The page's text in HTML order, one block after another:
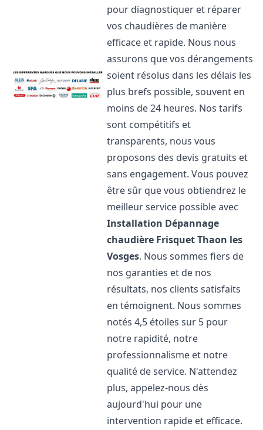
pour diagnostiquer et réparer
vos chaudières de manière
efficace et rapide. Nous nous
assurons que vos dérangements
soient résolus dans les délais les
plus brefs possible, souvent en
moins de 24 heures. Nos tarifs
sont compétitifs et
transparents, nous vous
proposons des devis gratuits et
sans engagement. Vous pouvez
être sûr que vous obtiendrez le
meilleur service possible avec
Installation Dépannage
chaudière FrisquetThaon les
Vosges. Nous sommes fiers de
nos garanties et de nos
résultats, nos clients satisfaits
en témoignent. Nous sommes
notés 4,5 étoiles sur 5 pour
notre rapidité, notre
professionnalisme et notre
qualité de service. N'attendez
plus, appelez-nous dès
aujourd'hui pour une
intervention rapide et efficace.